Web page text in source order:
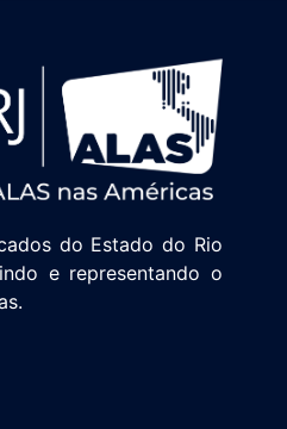
do Estado do Rio
e representando o